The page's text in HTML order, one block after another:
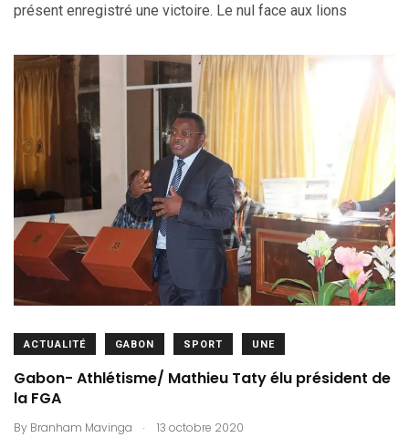
présent enregistré une victoire. Le nul face aux lions
ACTUALITÉ GABON SPORT UNE
Gabon- Athlétisme/ Mathieu Taty élu président de
la FGA
By Branham Mavinga . 13 octobre 2020